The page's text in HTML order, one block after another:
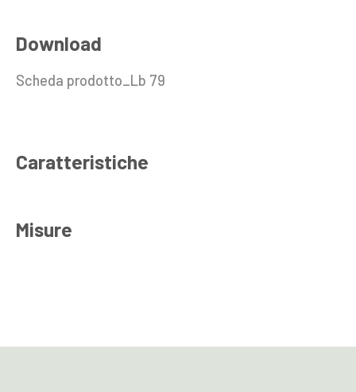
Download
Scheda prodotto_Lb 79
Caratteristiche
Misure